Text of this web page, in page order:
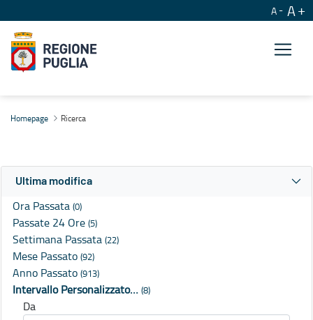
A A
Homepage Ricerca
Ultima modifica
Ora Passata (0)
Passate 24 Ore (5)
Settimana Passata (22)
Mese Passato (92)
Anno Passato (913)
Intervallo Personalizzato… (8)
Da